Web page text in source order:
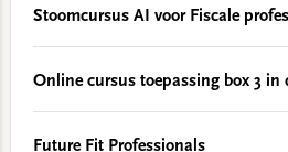
Stoomcursus AI voor Fiscale
Online cursus toepassing box 3 in
Future Fit Professionals